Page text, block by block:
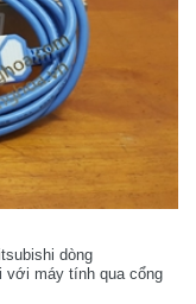
dòng
với máy tính qua cổng